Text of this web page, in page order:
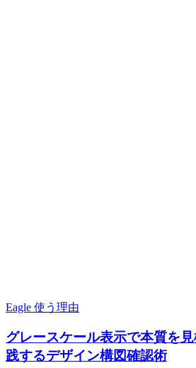
Eagle 使う理由
グレースケール表示で本質を
践するデザイン構図確認術